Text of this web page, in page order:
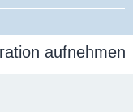
aufnehmen